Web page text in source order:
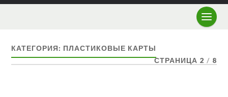
КАТЕГОРИЯ: ПЛАСТИКОВЫЕ КАРТЫ
СТРАНИЦА 2 / 8